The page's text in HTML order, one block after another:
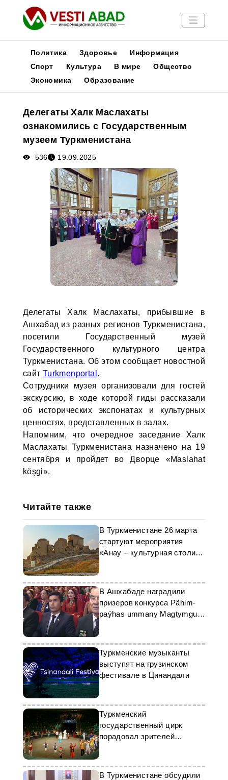
Новости
Медиа
Афиша
Политика Здоровье
Информация
Спорт
Культура В мире
Общество
Экономика
Образование
Делегаты Халк Маслахаты
ознакомились с Государственным
музеем Туркменистана
536 19.09.2025
Делегаты Халк Маслахаты, прибывшие в
Ашхабад из разных регионов Туркменистана,
посетили Государственный музей
Государственного культурного центра
Туркменистана. Об этом сообщает новостной
сайт Turkmenportal .
Сотрудники музея организовали для гостей
экскурсию, в ходе которой гиды рассказали
об исторических экспонатах и культурных
ценностях, представленных в залах.
Напомним, что очередное заседание Халк
Маслахаты Туркменистана назначено на 19
сентября и пройдет во Дворце «Maslahat
köşgi».
Читайте также
В Туркменистане 26 марта
стартуют мероприятия
«Анау – культурная столица
тюркского мира»
В Ашхабаде наградили
призеров конкурса Pähim-
paýhas ummany Magtymguly
Pyragy
Туркменские музыканты
выступят на грузинском
фестивале в Цинандали
Туркменский
государственный цирк
порадовал зрителей
праздничной программой
В Туркменистане обсудили